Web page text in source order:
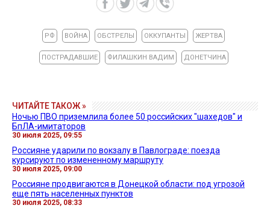
РФ ВОЙНА ОБСТРЕЛЫ ОККУПАНТЫ ЖЕРТВА
ПОСТРАДАВШИЕ ФИЛАШКИН ВАДИМ ДОНЕТЧИНА
ЧИТАЙТЕ ТАКОЖ »
Ночью ПВО приземлила более 50 российских "шахедов" и
БпЛА-имитаторов
30 июля 2025, 09:55
Россияне ударили по вокзалу в Павлограде: поезда
курсируют по измененному маршруту
30 июля 2025, 09:00
Россияне продвигаются в Донецкой области: под угрозой
еще пять населенных пунктов
30 июля 2025, 08:33